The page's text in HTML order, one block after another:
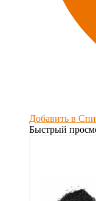
Добавить в
Быстрый